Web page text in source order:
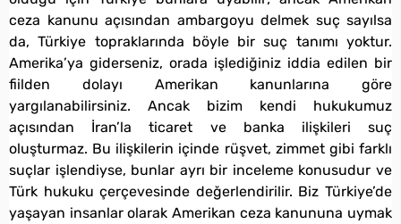
ceza kanunu açısından ambargoyu delmek suç sayılsa
da, Türkiye topraklarında böyle bir suç tanımı yoktur.
Amerika’ya giderseniz, orada işlediğiniz iddia edilen bir
fiilden dolayı Amerikan kanunlarına göre
yargılanabilirsiniz. Ancak bizim kendi hukukumuz
açısından İran’la ticaret ve banka ilişkileri suç
oluşturmaz. Bu ilişkilerin içinde rüşvet, zimmet gibi farklı
suçlar işlendiyse, bunlar ayrı bir inceleme konusudur ve
Türk hukuku çerçevesinde değerlendirilir. Biz Türkiye’de
yaşayan insanlar olarak Amerikan ceza kanununa uymak